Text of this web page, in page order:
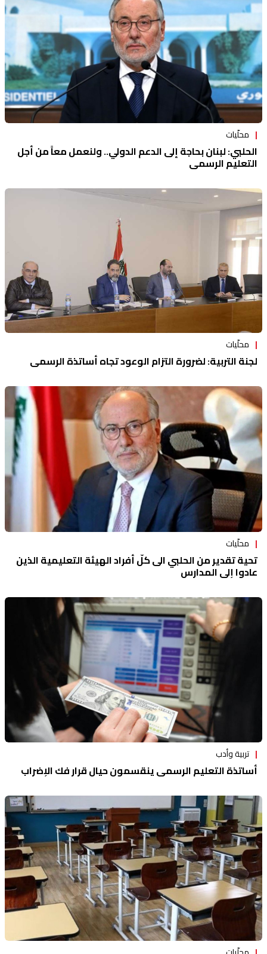
محلّيات
الحلبي: لبنان بحاجة إلى الدعم الدولي.. ولنعمل معاً من أجل
التعليم الرسمي
محلّيات
لجنة التربية: لضرورة التزام الوعود تجاه أساتذة الرسمي
محلّيات
تحية تقدير من الحلبي الى كلّ أفراد الهيئة التعليمية الذين
عادوا إلى المدارس
تربية وأدب
أساتذة التعليم الرسمي ينقسمون حيال قرار فك الإضراب